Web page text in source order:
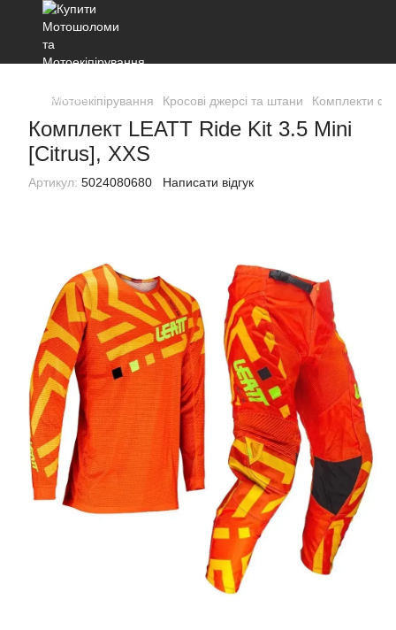
Мотоекіпірування Кросові джерсі та штани Комплекти
Комплект LEATT Ride Kit 3.5 Mini
[Citrus], XXS
Артикул: 5024080680 Написати відгук